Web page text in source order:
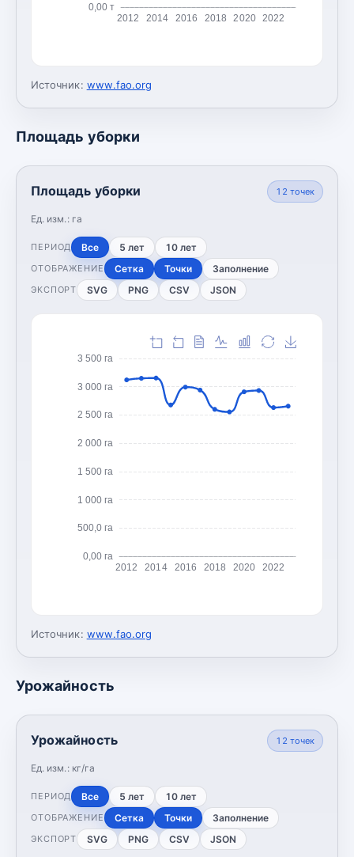
0,00 т
2012 2014 2016 2018 2020 2022
Источник: www.fao.org
Площадь уборки
Площадь уборки
Ед. изм.: га
12 точек
ПЕРИОД Все 5 лет 10 лет
ОТОБРАЖЕНИЕ Сетка Точки Заполнение
ЭКСПОРТ SVG PNG CSV JSON
0,00 га
500,0 га
1 000 га
1 500 га
2 000 га
2 500 га
3 000 га
3 500 га
2012 2014 2016 2018 2020 2022
Источник: www.fao.org
Урожайность
Урожайность
Ед. изм.: кг/га
12 точек
ПЕРИОД Все 5 лет 10 лет
ОТОБРАЖЕНИЕ Сетка Точки Заполнение
ЭКСПОРТ SVG PNG CSV JSON